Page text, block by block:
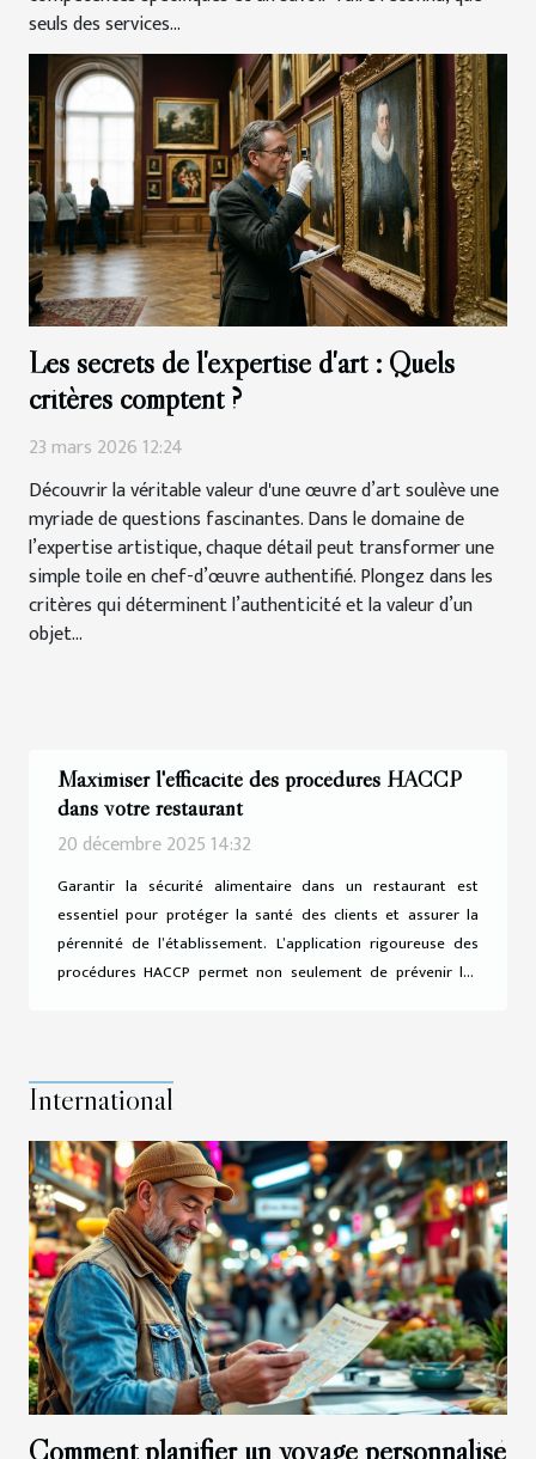
seuls des services...
Les secrets de l'expertise d'art : Quels
critères comptent ?
23 mars 2026 12:24
Découvrir la véritable valeur d'une œuvre d’art soulève une
myriade de questions fascinantes. Dans le domaine de
l’expertise artistique, chaque détail peut transformer une
simple toile en chef-d’œuvre authentifié. Plongez dans les
critères qui déterminent l’authenticité et la valeur d’un
objet...
Maximiser l'efficacité des procédures HACCP
dans votre restaurant
20 décembre 2025 14:32
Garantir la sécurité alimentaire dans un restaurant est
essentiel pour protéger la santé des clients et assurer la
pérennité de l’établissement. L’application rigoureuse des
procédures HACCP permet non seulement de prévenir les
sécurité alimentaire et aller au-delà des attentes
réglementaires. Comprendre les bases du HACCP La maîtrise
des fondamentaux du système HACCP représente un pilier
incontournable pour garantir la...
Previous
International
Comment planifier un voyage personnalisé